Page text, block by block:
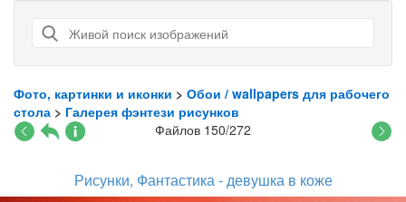
Фото, картинки и иконки > Обои / wallpapers для рабочего
стола > Галерея фэнтези рисунков
Файлов 150/272
Рисунки, Фантастика - девушка в коже